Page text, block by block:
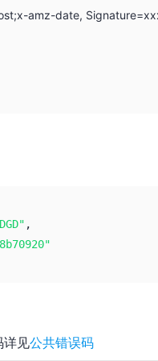
amz-date,
,
详见公共错误码